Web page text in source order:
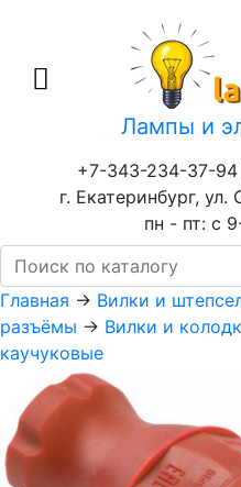
Лампы и
+7-343-234-37-
г. Екатеринбург,
пн - пт: с
Главная → Вилки и
разъёмы → Вилки и
каучуковые